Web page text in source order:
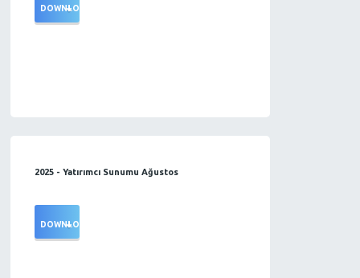
DOWNLOAD
2025 - Yatırımcı Sunumu Ağustos
DOWNLOAD